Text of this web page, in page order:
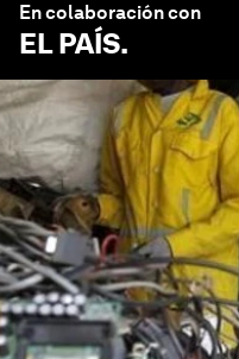
En colaboración con
EL PAÍS.